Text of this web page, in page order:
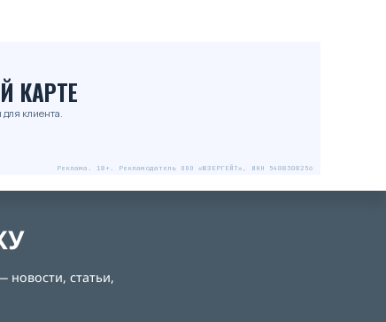
КАРТЕ
клиента.
Реклама. 18+. Рекламодатель ООО «ЮЗЕРГЕЙТ», ИНН 5408308256
новости, статьи,